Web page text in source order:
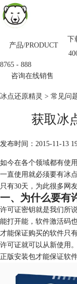
产品/PRODUCT
下
8765 - 888
咨询在线销售
冰点还原精灵 > 常见问
获取冰
发布时间：2015-11-13
如今在各个领域都有使
一直使用就必须要有冰
只有30天，为此很多网
一、为什么要有
许可证密钥就是我们所
能打开能，软件激活码
才能保证购买的软件只
许可证就可以从新使用。
正版安装包才能保证软